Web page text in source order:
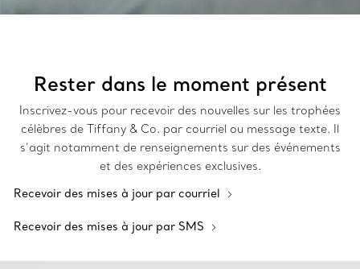
Rester dans le moment présent
Inscrivez-vous pour recevoir des nouvelles sur les trophées
célèbres de Tiffany & Co. par courriel ou message texte. Il
s’agit notamment de renseignements sur des événements
et des expériences exclusives.
Recevoir des mises à jour par courriel
Recevoir des mises à jour par SMS